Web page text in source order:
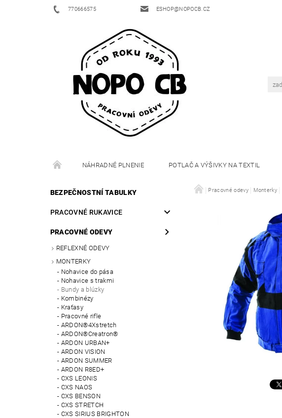
770666575 ESHOP@NOPOCB.CZ
NÁHRADNÉ PLNENIE POTLAČ A VÝŠIVKY NA TEXTIL
BEZPEČNOSTNÍ TABULKY
PRACOVNÉ RUKAVICE
PRACOVNÉ ODEVY
REFLEXNÉ ODEVY
MONTERKY
Nohavice do pása
Nohavice s trakmi
Bundy a blúzky
Kombinézy
Kraťasy
Pracovné rifle
ARDON®4Xstretch
ARDON®Creatron®
ARDON URBAN+
ARDON VISION
ARDON SUMMER
ARDON R8ED+
CXS LEONIS
CXS NAOS
CXS BENSON
CXS STRETCH
CXS SIRIUS BRIGHTON
Pracovné odevy Monterky